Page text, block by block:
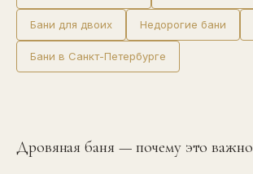
Бани для двоих Недорогие бани
Бани в Санкт-Петербурге
Дровяная баня — почему это важно